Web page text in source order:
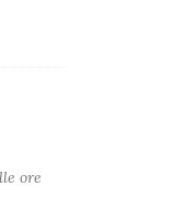
ore